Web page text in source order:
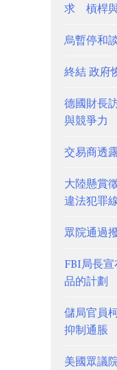
求 槓桿
烏暫停和
終結 政府
德國財長
與競爭力
交易商透
大陸懸賞
違法犯罪
眾院通過
FBI局長
品的計劃
儲局官員
抑制通脹
美國眾議